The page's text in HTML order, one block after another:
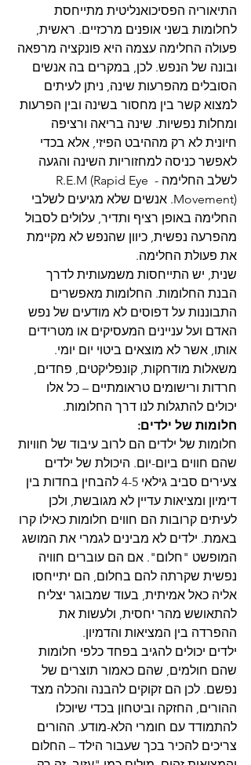
התיאוריה הפסיכואנליטית מתייחסת
לחלומות בשני אופנים מרכזיים. ראשית,
פעולה החלימה עצמה היא פונקציה מרפאה
ובונה של הנפש. לכן, במקרים בה אנשים
הסובלים מהפרעות שינה, ניתן לעיתים
למצוא קשר בין מחסור בשינה ובין הפרעות
ומחלות נפשיות. שינה בריאה ורציפה
חיונית לא רק מההיבט הפיזי, אלא בכדי
לאפשר כניסה למחזוריות השינה והגעה
לשלב החלימה - R.E.M (Rapid Eye
Movement). אנשים שלא מגיעים לשלבי
החלימה באופן רציף ותדיר, עלולים לסבול
מהפרעה נפשית, כיוון שהנפש לא מקיימת
את פעולת החלימה.
שנית, יש התייחסות משמעותית לדרך
הבנת החלומות. החלומות מאפשרים
התבוננות על דפוסים לא מודעים של נפש
האדם ועל עניינים המעסיקים או מטרידים
אותו, אשר לא מוצאים ביטוי יום יומי.
משאלות מודחקות, קונפליקטים, פחדים,
חרדות ורישומים טראומתיים – כל אלו
יכולים להתגלות לנו דרך החלומות.
חלומות של ילדים:
חלומות של ילדים הם לרוב עיבוד של חוויות
שהם חווים ביום-יום. היכולת של ילדים
צעירים סביב גילאי 4-5 להבחין בחדות בין
דימיון ומציאות עדיין לא מגובשת, ולכן
לעיתים קרובות הם חווים חלומות כאילו קרו
באמת. ילדים לא מבינים לגמרי את המושג
המופשט "חלום". אם הם עוברים חוויה
נפשית שקרתה להם בחלום, הם יתייחסו
אליה כאל אמיתית, בעוד שמבוגר יצליח
להתאושש מהר יחסית, ולעשות את
ההפרדה בין המציאות והדמיון.
ילדים יכולים להגיב בפחד כלפי חלומות
שהם חולמים, שהם כאמור תוצרים של
נפשם. לכן הם זקוקים להבנה והכלה מצד
ההורים, החזקה וביטחון בכדי שיוכלו
להתמודד עם חומרי הלא-מודע. ההורים
צריכים להכיר בכך שעבור הילד – החלום